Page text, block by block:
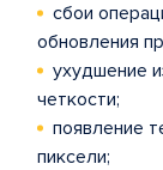
сбои
обновления
ухудшение
четкости;
появление
пиксели;